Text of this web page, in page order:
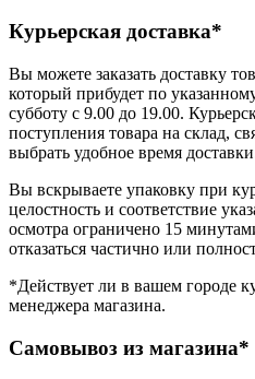
Курьерская доставка*
Вы можете заказать доставку
который прибудет по
субботу с 9.00 до 19.00.
поступления товара на склад,
выбрать удобное время
Вы вскрываете упаковку при
целостность и соответствие
осмотра ограничено 15
отказаться частично или
*Действует ли в вашем городе
менеджера магазина.
Самовывоз из магазина*